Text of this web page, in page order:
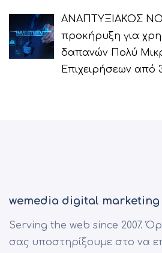
ΑΝΑΠΤΥΞΙΑΚΟΣ
προκήρυξη για
δαπανών Πολύ
Επιχειρήσεων από
wemedia digital marketing
Serving the web since 2007.
σας υποστηρίξουμε στο να